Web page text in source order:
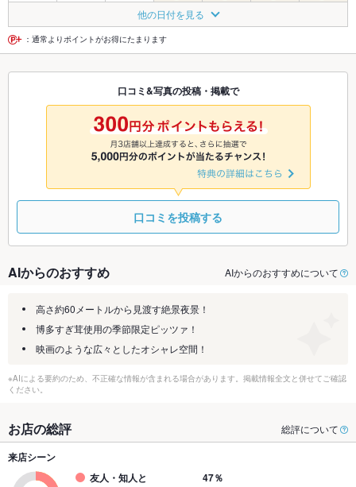
◎ ◎
8/23
◎
8/24
◎
8/25
TEL ◎ ◎
8/28 8/29 8/30
◎
8/31
◎
9/1
◎
9/2 9/3
9/6
◎
9/7
◎
9/8
◎
他の日付を見る
：通常よりポイントがお得にたまります
口コミ&写真の投稿・掲載で
口コミを投稿する
AIからのおすすめ AIからのおすすめについて
高さ約60メートルから見渡す絶景夜景！
博多すぎ茸使用の季節限定ピッツァ！
映画のような広々としたオシャレ空間！
※AIによる要約のため、不正確な情報が含まれる場合があります。掲載情報全文と併せてご確認
ください。
お店の総評 総評について
来店シーン
友人・知人と
47％